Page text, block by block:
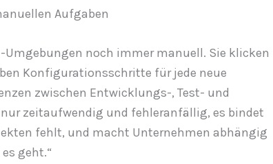
Aufgaben
noch immer manuell. Sie klicken
Konfigurationsschritte für jede neue
zwischen Entwicklungs-, Test- und
zeitaufwendig und fehleranfällig, es bindet
fehlt, und macht Unternehmen abhängig
geht.“